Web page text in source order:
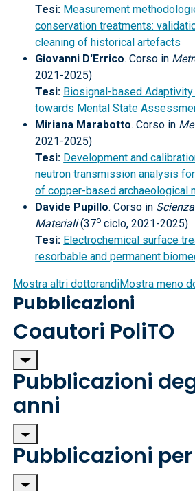
Tesi: Measurement
conservation treatments:
cleaning of historical artefacts
Giovanni D'Errico. Corso in
2021-2025)
Tesi: Biosignal-based
towards Mental State
Miriana Marabotto. Corso in
2021-2025)
Tesi: Development and
neutron transmission analysis
of copper-based archaeological
Davide Pupillo. Corso in
Materiali(37o ciclo, 2021-2025)
Tesi: Electrochemical surface
resorbable and permanent
Mostra altri dottorandiMostra meno
Pubblicazioni
Coautori PoliTO
Pubblicazioni
anni
Pubblicazioni